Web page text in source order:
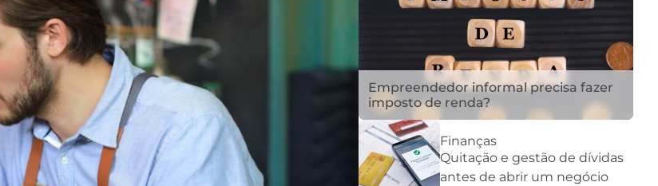
Empreendedor informal precisa fazer
imposto de renda?
Finanças
Quitação e gestão de dívidas
antes de abrir um negócio